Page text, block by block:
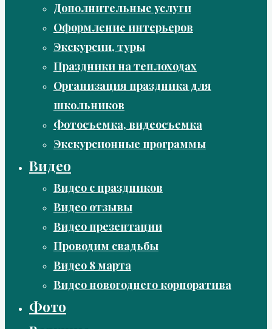
Дополнительные услуги
Оформление интерьеров
Экскурсии, туры
Праздники на теплоходах
Организация праздника для
школьников
Фотосъемка, видеосъемка
Экскурсионные программы
Видео
Видео с праздников
Видео отзывы
Видео презентации
Проводим свадьбы
Видео 8 марта
Видео новогоднего корпоратива
Фото